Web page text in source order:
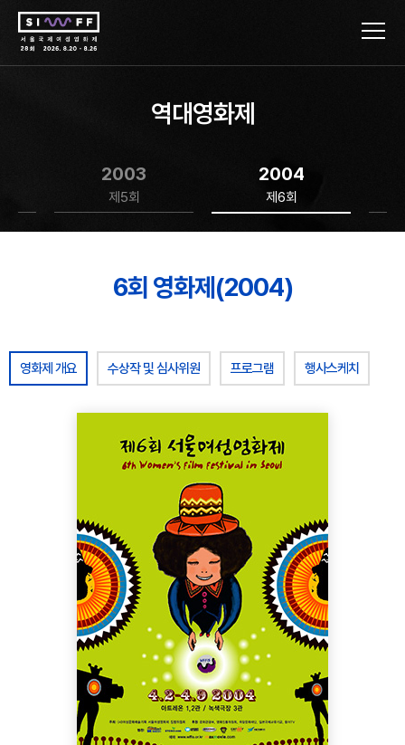
역대영화제
2003
제5회
2004
제6회
6회 영화제(2004)
영화제 개요 수상작 및 심사위원 프로그램 행사스케치